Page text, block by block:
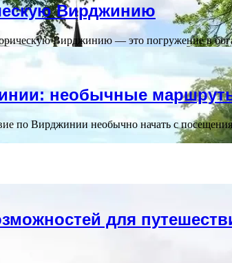
Вирджинию
Вирджинию — это погружение в
необычные
по Вирджинии необычно начать с
для